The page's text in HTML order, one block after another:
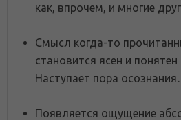
как, впрочем, и многие
Смысл когда-то
становится ясен и понятен
Наступает пора
Появляется ощущение